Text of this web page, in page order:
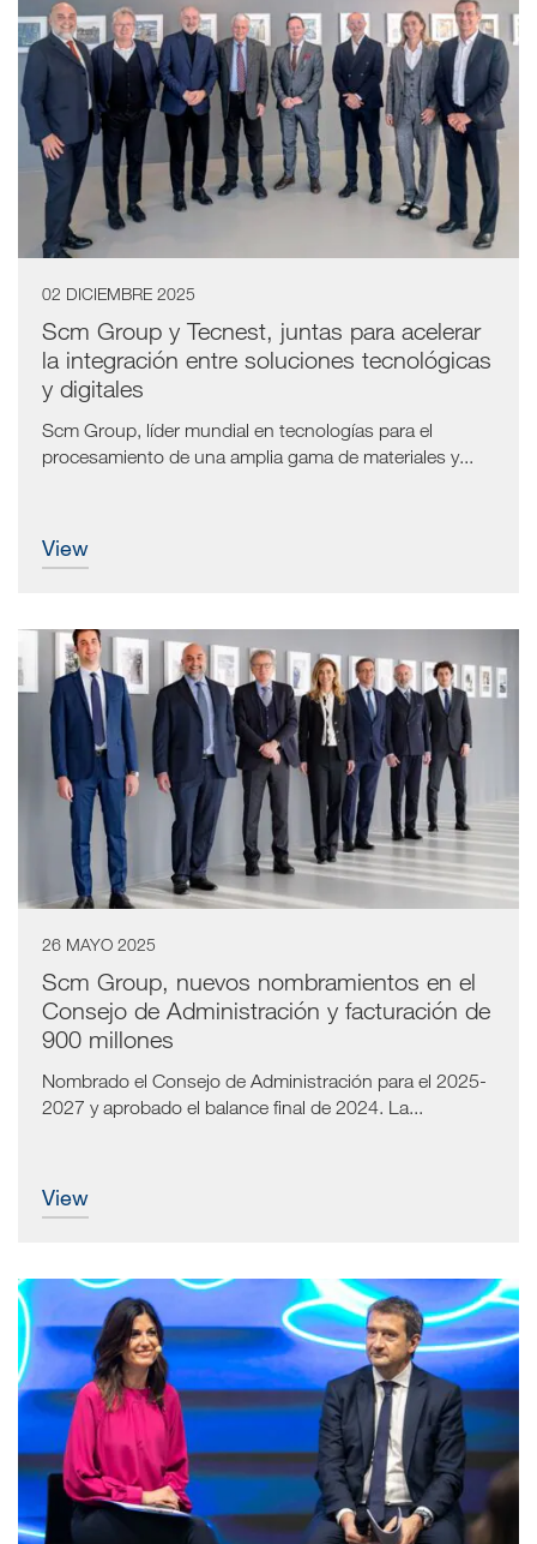
02 DICIEMBRE 2025
Scm Group y Tecnest, juntas para acelerar
la integración entre soluciones tecnológicas
y digitales
Scm Group, líder mundial en tecnologías para el
procesamiento de una amplia gama de materiales y...
view
26 MAYO 2025
Scm Group, nuevos nombramientos en el
Consejo de Administración y facturación de
900 millones
Nombrado el Consejo de Administración para el 2025-
2027 y aprobado el balance final de 2024. La...
view